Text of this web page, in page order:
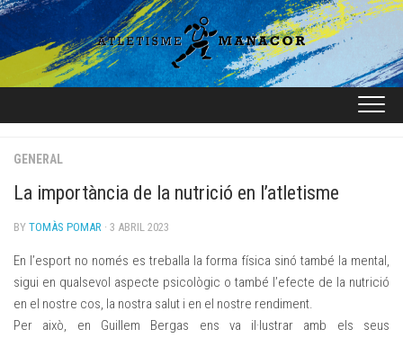
Skip
to
content
GENERAL
La importància de la nutrició en l’atletisme
BY TOMÀS POMAR · 3 ABRIL 2023
En l’esport no només es treballa la forma física sinó també la mental,
sigui en qualsevol aspecte psicològic o també l’efecte de la nutrició
en el nostre cos, la nostra salut i en el nostre rendiment.
Per això, en Guillem Bergas ens va il·lustrar amb els seus